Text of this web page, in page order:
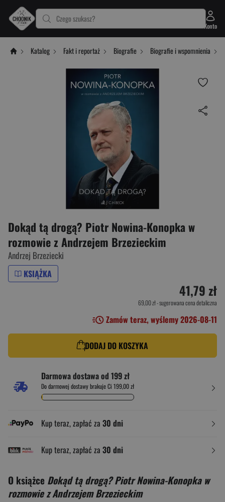
Czego szukasz?
Konto
Katalog Fakt i reportaż Biografie Biografie i wspomnienia
Dokąd tą drogą? Piotr Nowina-Konopka w
rozmowie z Andrzejem Brzezieckim
Andrzej Brzeziecki
KSIĄŻKA
41,79 zł
69,00 zł- sugerowana cena detaliczna
Zamów teraz, wyślemy 2026-08-11
DODAJ DO KOSZYKA
Darmowa dostawa od 199 zł
Do darmowej dostawy brakuje Ci 199,00 zł
Kup teraz, zapłać za 30 dni
Kup teraz, zapłać za 30 dni
O książce Dokąd tą drogą? Piotr Nowina-Konopka w
rozmowie z Andrzejem Brzezieckim